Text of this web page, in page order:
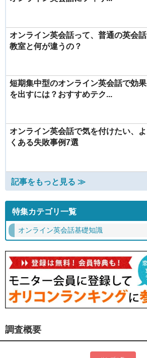
オンライン英会話って、普通の英会話
教室と何が違うの？
短期集中型のオンライン英会話で効果
を出すには？おすすめテク...
オンライン英会話で気を付けたい、よ
くある失敗事例7選
記事をもっと見る ≫
特集カテゴリ一覧
オンライン英会話基礎知識
調査概要